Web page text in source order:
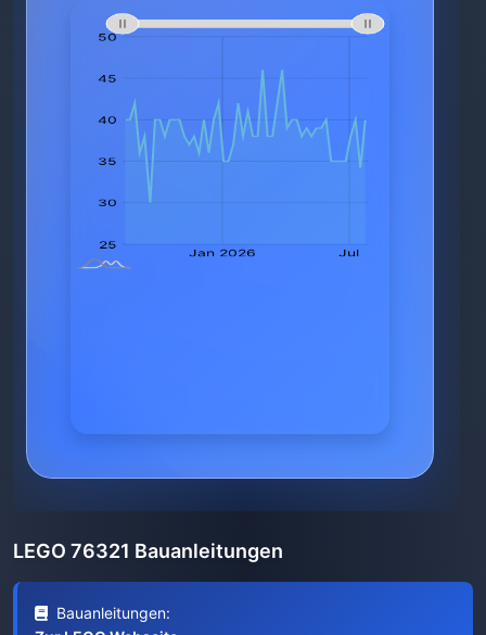
LEGO 76321 Bauanleitungen
Bauanleitungen: